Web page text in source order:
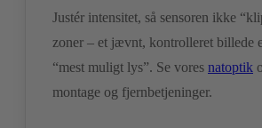
Justér intensitet, så sensoren ikke
zoner – et jævnt, kontrolleret billede
“mest muligt lys”. Se vores natoptik
montage og fjernbetjeninger.